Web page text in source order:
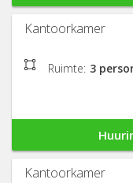
Kantoorkamer
Ruimte: 3
Kantoorkamer